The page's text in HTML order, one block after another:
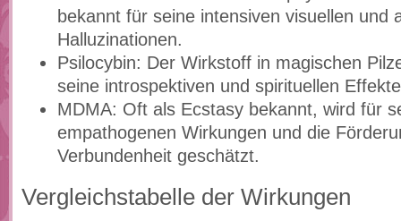
bekannt für seine intensiven visuellen und
Halluzinationen.
Psilocybin: Der Wirkstoff in magischen
seine introspektiven und spirituellen
MDMA: Oft als Ecstasy bekannt, wird für
empathogenen Wirkungen und die
Verbundenheit geschätzt.
Vergleichstabelle der Wirkungen